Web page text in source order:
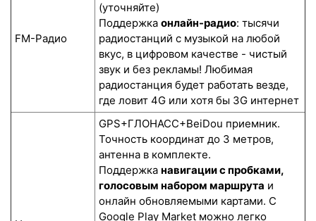
FM-Радио
(уточняйте)
Поддержка онлайн-радио: тысячи
радиостанций с музыкой на любой
вкус, в цифровом качестве - чистый
звук и без рекламы! Любимая
радиостанция будет работать везде,
где ловит 4G или хотя бы 3G интернет
GPS+ГЛОНАСС+BeiDou приемник.
Точность координат до 3 метров,
антенна в комплекте.
Поддержка навигации с пробками,
голосовым набором маршрута и
онлайн обновляемыми картами. С
Google Play Market можно легко